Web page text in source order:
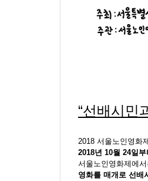
“선배시민
2018 서울노인영화
2018년 10월 24일
서울노인영화제에
영화를 매개로 선배